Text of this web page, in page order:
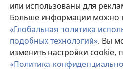
или использованы для
Больше информации можно
«Глобальная политика
подобных технологий». Вы
изменить настройки cookie,
«Политика
Copyright© 2026 Watch Tower Bible
УСЛОВИЯ